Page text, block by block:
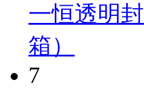
一恒透明
箱）
7